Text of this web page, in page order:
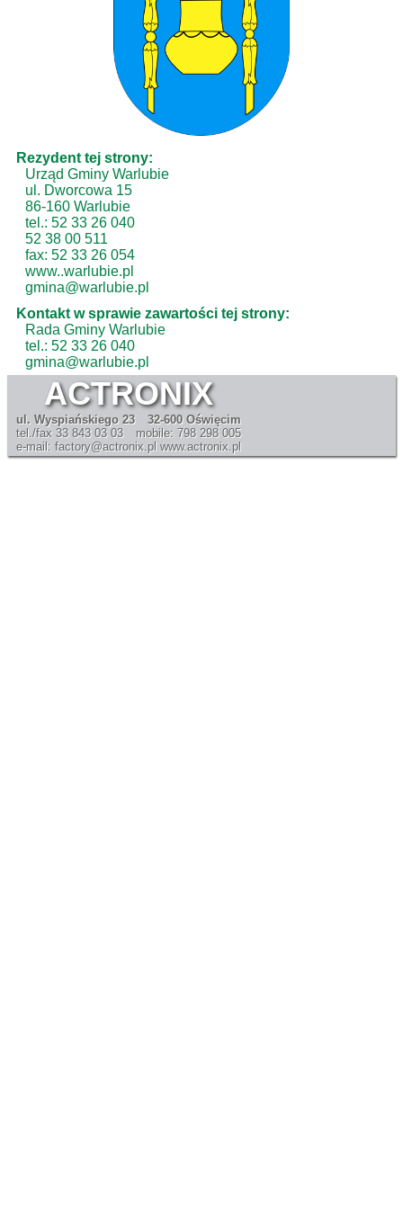
Rezydent tej strony:
Urząd Gminy Warlubie
ul. Dworcowa 15
86-160 Warlubie
tel.: 52 33 26 040
52 38 00 511
fax: 52 33 26 054
www..warlubie.pl
gmina@warlubie.pl
Kontakt w sprawie zawartości tej strony:
Rada Gminy Warlubie
tel.: 52 33 26 040
gmina@warlubie.pl
ACTRONIX
ul. Wyspiańskiego 23
tel./fax 33 843 03 03
e-mail: factory@actronix.pl
32-600 Oświęcim
mobile: 798 298 005
www.actronix.pl